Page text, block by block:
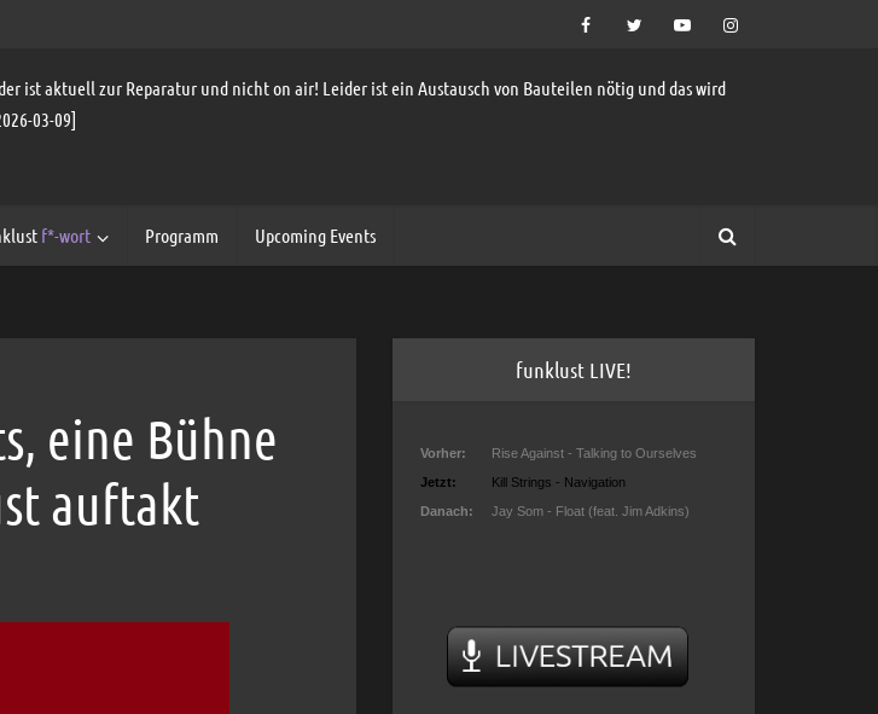
ist aktuell zur Reparatur und nicht on air! Leider ist ein Austausch von Bauteilen nötig und das wird
03-09]
f*-wort Programm Upcoming Events
eine Bühne
auftakt
funklust LIVE!